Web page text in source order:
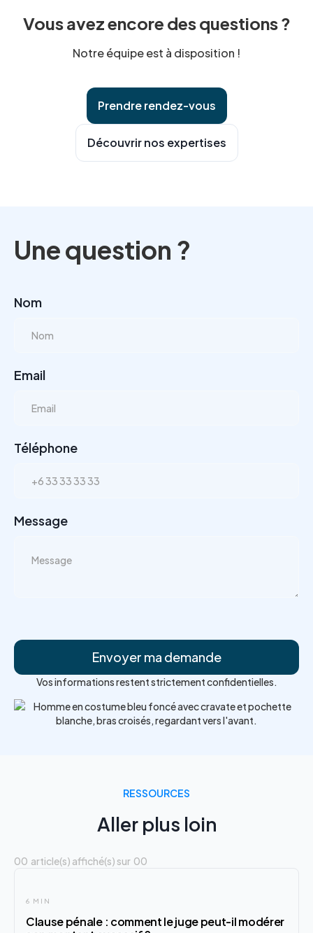
chaîne de sous-traitance. Cet accompagnement
Vous avez encore des questions ?
Notre équipe est à disposition !
Prendre rendez-vous
Découvrir nos expertises
Une question ?
Nom
Email
Téléphone
Message
Vos informations restent strictement confidentielles.
RESSOURCES
Aller plus loin
00 article(s) affiché(s) sur 00
6 MIN
Clause pénale : comment le juge peut-il modérer